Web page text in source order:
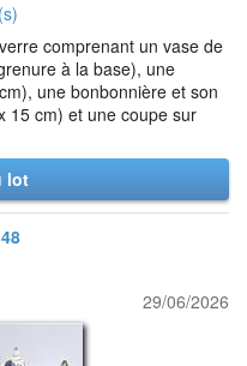
comprenant un vase de
à la base), une
une bonbonnière et son
15 cm) et une coupe sur
lot
29/06/2026